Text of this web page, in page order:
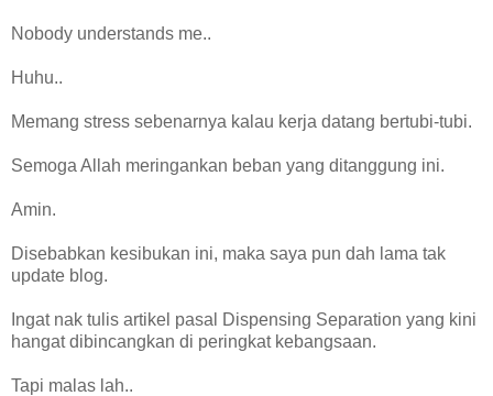
Nobody understands me..
Huhu..
Memang stress sebenarnya kalau kerja datang bertubi-tubi.
Semoga Allah meringankan beban yang ditanggung ini.
Amin.
Disebabkan kesibukan ini, maka saya pun dah lama tak
update blog.
Ingat nak tulis artikel pasal Dispensing Separation yang kini
hangat dibincangkan di peringkat kebangsaan.
Tapi malas lah..